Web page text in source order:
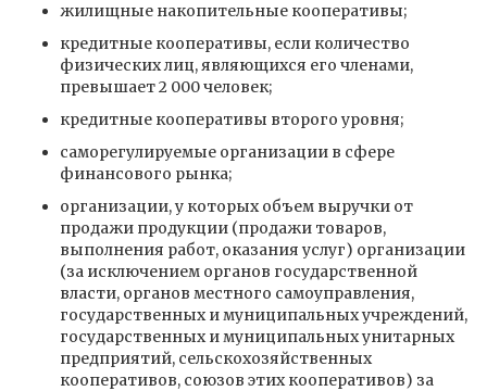
жилищные накопительные кооперативы;
кредитные кооперативы, если количество
физических лиц, являющихся его членами,
превышает 2 000 человек;
кредитные кооперативы второго уровня;
саморегулируемые организации в сфере
финансового рынка;
организации, у которых объем выручки от
продажи продукции (продажи товаров,
выполнения работ, оказания услуг) организации
(за исключением органов государственной
власти, органов местного самоуправления,
государственных и муниципальных учреждений,
государственных и муниципальных унитарных
предприятий, сельскохозяйственных
кооперативов, союзов этих кооперативов) за